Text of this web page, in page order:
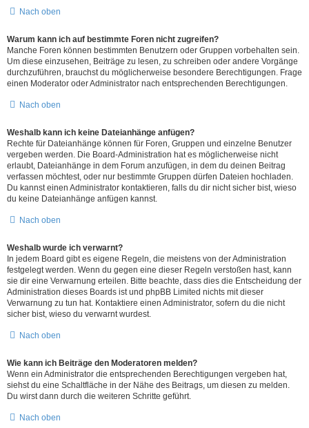
Nach oben
Warum kann ich auf bestimmte Foren nicht zugreifen?
Manche Foren können bestimmten Benutzern oder Gruppen vorbehalten sein.
Um diese einzusehen, Beiträge zu lesen, zu schreiben oder andere Vorgänge
durchzuführen, brauchst du möglicherweise besondere Berechtigungen. Frage
einen Moderator oder Administrator nach entsprechenden Berechtigungen.
Nach oben
Weshalb kann ich keine Dateianhänge anfügen?
Rechte für Dateianhänge können für Foren, Gruppen und einzelne Benutzer
vergeben werden. Die Board-Administration hat es möglicherweise nicht
erlaubt, Dateianhänge in dem Forum anzufügen, in dem du deinen Beitrag
verfassen möchtest, oder nur bestimmte Gruppen dürfen Dateien hochladen.
Du kannst einen Administrator kontaktieren, falls du dir nicht sicher bist, wieso
du keine Dateianhänge anfügen kannst.
Nach oben
Weshalb wurde ich verwarnt?
In jedem Board gibt es eigene Regeln, die meistens von der Administration
festgelegt werden. Wenn du gegen eine dieser Regeln verstoßen hast, kann
sie dir eine Verwarnung erteilen. Bitte beachte, dass dies die Entscheidung der
Administration dieses Boards ist und phpBB Limited nichts mit dieser
Verwarnung zu tun hat. Kontaktiere einen Administrator, sofern du die nicht
sicher bist, wieso du verwarnt wurdest.
Nach oben
Wie kann ich Beiträge den Moderatoren melden?
Wenn ein Administrator die entsprechenden Berechtigungen vergeben hat,
siehst du eine Schaltfläche in der Nähe des Beitrags, um diesen zu melden.
Du wirst dann durch die weiteren Schritte geführt.
Nach oben